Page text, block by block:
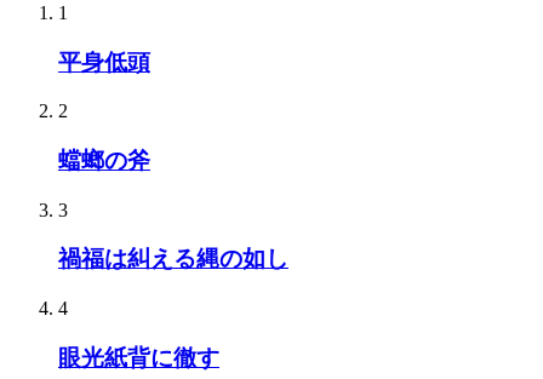
1
平身低頭
2
蟷螂の斧
3
禍福は糾える縄の如し
4
眼光紙背に徹す